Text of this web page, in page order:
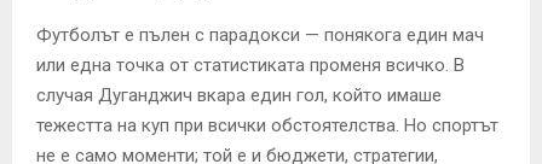
Футболът е пълен с парадокси — понякога един мач
или една точка от статистиката променя всичко. В
случая Дуганджич вкара един гол, който имаше
тежестта на куп при всички обстоятелства. Но спортът
не е само моменти; той е и бюджети, стратегии,